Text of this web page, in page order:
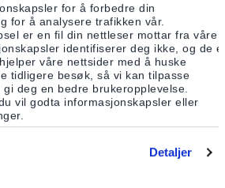
for å forbedre din
for å analysere trafikken vår.
er en fil din nettleser mottar fra våre
identifiserer deg ikke, og de
våre nettsider med å huske
tidligere besøk, så vi kan tilpasse
deg en bedre brukeropplevelse.
vil godta informasjonskapsler eller
Detaljer
til å gjennomføre det jeg anser som
konsekvenser har fremstillings- og
forhold: Er handelens verdiutveksling